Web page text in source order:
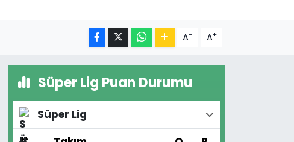
A- A+
Süper Lig Puan Durumu
Süper Lig